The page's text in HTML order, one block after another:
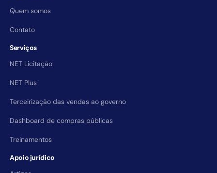
Quem somos
Contato
Serviços
NET Licitação
NET Plus
Terceirização das vendas ao governo
Dashboard de compras públicas
Treinamentos
Apoio jurídico